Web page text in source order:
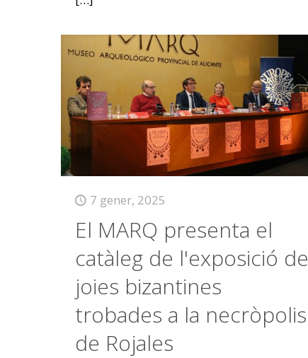
7 gener, 2025
El MARQ presenta el
catàleg de l'exposició de
joies bizantines
trobades a la necròpolis
de Rojales